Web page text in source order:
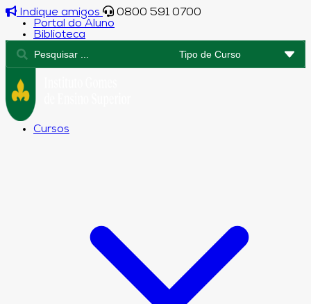
Indique amigos
0800 591 0700
Portal do Aluno
Biblioteca
Cursos